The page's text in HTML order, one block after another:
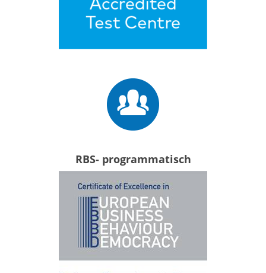
RBS- programmatisch